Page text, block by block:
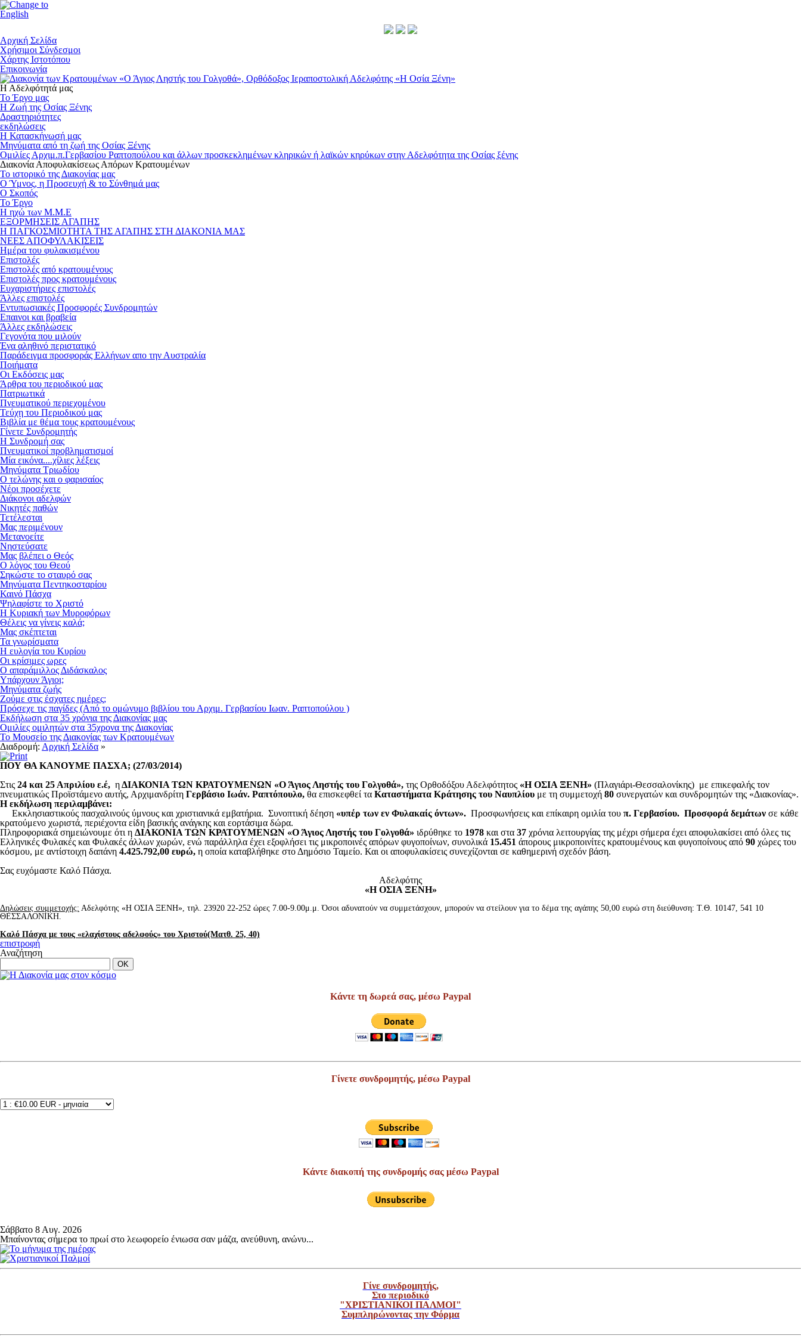
Αρχική Σελίδα
Χρήσιμοι Σύνδεσμοι
Χάρτης Ιστοτόπου
Επικοινωνία
Η Αδελφότητά μας
Το Έργο μας
Η Ζωή της Οσίας Ξένης
Δραστηριότητες
εκδηλώσεις
Η Κατασκήνωσή μας
Μηνύματα από τη ζωή της Οσίας Ξένης
Ομιλίες Αρχιμ.π.Γερβασίου Ραπτοπούλου και άλλων προσκεκλημένων κληρικών ή λαϊκών κηρύκων στην Αδελφότητα της Οσίας ξένης
Διακονία Αποφυλακίσεως Απόρων Κρατουμένων
Το ιστορικό της Διακονίας μας
Ο Ύμνος, η Προσευχή & το Σύνθημά μας
Ο Σκοπός
Το Έργο
Η ηχώ των Μ.Μ.Ε
ΕΞΟΡΜΗΣΕΙΣ ΑΓΑΠΗΣ
Η ΠΑΓΚΟΣΜΙΟΤΗΤΑ ΤΗΣ ΑΓΑΠΗΣ ΣΤΗ ΔΙΑΚΟΝΙΑ ΜΑΣ
ΝΕΕΣ ΑΠΟΦΥΛΑΚΙΣΕΙΣ
Ημέρα του φυλακισμένου
Επιστολές
Επιστολές από κρατουμένους
Επιστολές προς κρατουμένους
Ευχαριστήριες επιστολές
Άλλες επιστολές
Εντυπωσιακές Προσφορές Συνδρομητών
Επαινοι και βραβεία
Άλλες εκδηλώσεις
Γεγονότα που μιλούν
Ένα αληθινό περιστατικό
Παράδειγμα προσφοράς Ελλήνων απο την Αυστραλία
Ποιήματα
Οι Εκδόσεις μας
Άρθρα του περιοδικού μας
Πατριωτικά
Πνευματικού περιεχομένου
Τεύχη του Περιοδικού μας
Βιβλία με θέμα τους κρατουμένους
Γίνετε Συνδρομητής
Η Συνδρομή σας
Πνευματικοί προβληματισμοί
Μία εικόνα....χίλιες λέξεις
Μηνύματα Τριωδίου
Ο τελώνης και ο φαρισαίος
Νέοι προσέχετε
Διάκονοι αδελφών
Νικητές παθών
Τετέλεσται
Μας περιμένουν
Μετανοείτε
Νηστεύσατε
Μας βλέπει ο Θεός
Ο λόγος του Θεού
Σηκώστε το σταυρό σας
Μηνύματα Πεντηκοσταρίου
Καινό Πάσχα
Ψηλαφίστε το Χριστό
Η Κυριακή των Μυροφόρων
Θέλεις να γίνεις καλά;
Μας σκέπτεται
Τα γνωρίσματα
Η ευλογία του Κυρίου
Οι κρίσιμες ωρες
Ο απαράμιλλος Διδάσκαλος
Υπάρχουν Άγιοι;
Μηνύματα ζωής
Ζούμε στις έσχατες ημέρες;
Πρόσεχε τις παγίδες (Από το ομώνυμο βιβλίου του Αρχιμ. Γερβασίου Ιωαν. Ραπτοπούλου )
Εκδήλωση στα 35 χρόνια της Διακονίας μας
Ομιλίες ομιλητών στα 35χρονα της Διακονίας
Το Μουσείο της Διακονίας των Κρατουμένων
Διαδρομή: Αρχική Σελίδα »
ΠΟΥ ΘΑ ΚΑΝΟΥΜΕ ΠΑΣΧΑ; (27/03/2014)
Στις 24 και 25 Απριλίου ε.έ, ηΔΙΑΚΟΝΙΑ ΤΩΝ ΚΡΑΤΟΥΜΕΝΩΝ «Ο Άγιος Ληστής του Γολγοθά», της Ορθοδόξου Αδελφότητος «Η ΟΣΙΑ ΞΕΝΗ» (Πλαγιάρι-Θεσσαλονίκης) με επικεφαλής τον
πνευματικώς Προϊστάμενο αυτής, Αρχιμανδρίτη Γερβάσιο Ιωάν. Ραπτόπουλο, θα επισκεφθεί τα Καταστήματα Κράτησης του Ναυπλίου με τη συμμετοχή 80 συνεργατών και συνδρομητών της «Διακονίας».
Η εκδήλωση περιλαμβάνει:
Εκκλησιαστικούς πασχαλινούς ύμνους και χριστιανικά εμβατήρια. Συνοπτική δέηση «υπέρ των εν Φυλακαίς όντων». Προσφωνήσεις και επίκαιρη ομιλία του π. Γερβασίου. Προσφορά δεμάτων σε κάθε
κρατούμενο χωριστά, περιέχοντα είδη βασικής ανάγκης και εορτάσιμα δώρα.
Πληροφοριακά σημειώνουμε ότι η ΔΙΑΚΟΝΙΑ ΤΩΝ ΚΡΑΤΟΥΜΕΝΩΝ «Ο Άγιος Ληστής του Γολγοθά» ιδρύθηκε το 1978 και στα 37 χρόνια λειτουργίας της μέχρι σήμερα έχει αποφυλακίσει από όλες τις
Ελληνικές Φυλακές και Φυλακές άλλων χωρών, ενώ παράλληλα έχει εξοφλήσει τις μικροποινές απόρων φυγοποίνων, συνολικά 15.451 άπορους μικροποινίτες κρατουμένους και φυγοποίνους από 90 χώρες του
κόσμου, με αντίστοιχη δαπάνη 4.425.792,00 ευρώ, η οποία καταβλήθηκε στο Δημόσιο Ταμείο. Και οι αποφυλακίσεις συνεχίζονται σε καθημερινή σχεδόν βάση.
Σας ευχόμαστε Καλό Πάσχα.
Αδελφότης
«Η ΟΣΙΑ ΞΕΝΗ»
Δηλώσεις συμμετοχής: Αδελφότης «Η ΟΣΙΑ ΞΕΝΗ», τηλ. 23920 22-252 ώρες 7.00-9.00μ.μ. Όσοι αδυνατούν να συμμετάσχουν, μπορούν να στείλουν για το δέμα της αγάπης 50,00 ευρώ στη διεύθυνση: Τ.Θ. 10147, 541 10
ΘΕΣΣΑΛΟΝΙΚΗ.
Καλό Πάσχα με τους «ελαχίστους αδελφούς» του Χριστού(Ματθ. 25, 40)
επιστροφή
Αναζήτηση
OK
Κάντε τη δωρεά σας, μέσω Paypal
Γίνετε συνδρομητής, μέσω Paypal
Κάντε διακοπή της συνδρομής σας μέσω Paypal
Σάββατο 8 Αυγ. 2026
Μπαίνοντας σήμερα το πρωί στο λεωφορείο ένιωσα σαν μάζα, ανεύθυνη, ανώνυ...
Γίνε συνδρομητής,
Στο περιοδικό
"ΧΡΙΣΤΙΑΝΙΚΟΙ ΠΑΛΜΟΙ"
Συμπληρώνοντας την Φόρμα